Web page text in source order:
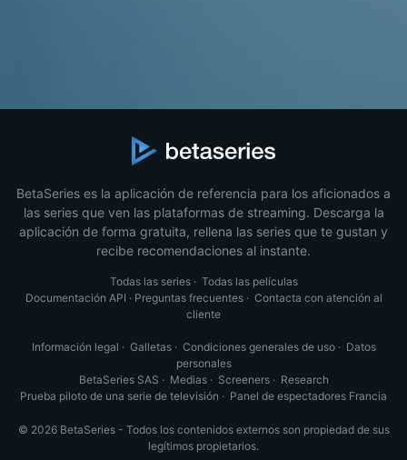
BetaSeries es la aplicación de referencia para los aficionados a
las series que ven las plataformas de streaming. Descarga la
aplicación de forma gratuita, rellena las series que te gustan y
recibe recomendaciones al instante.
Todas las series· Todas las películas
Documentación API · Preguntas frecuentes· Contacta con atención al
cliente
Información legal · Galletas· Condiciones generales de uso· Datos
personales
BetaSeries SAS · Medias· Screeners· Research
Prueba piloto de una serie de televisión · Panel de espectadores Francia
© 2026 BetaSeries - Todos los contenidos externos son propiedad de sus
legítimos propietarios.